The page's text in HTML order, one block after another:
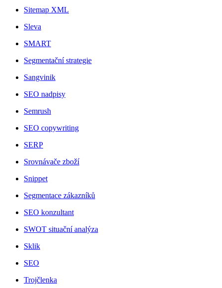
Sitemap XML
Sleva
SMART
Segmentační strategie
Sangvinik
SEO nadpisy
Semrush
SEO copywriting
SERP
Srovnávače zboží
Snippet
Segmentace zákazníků
SEO konzultant
SWOT situační analýza
Sklik
SEO
Trojčlenka